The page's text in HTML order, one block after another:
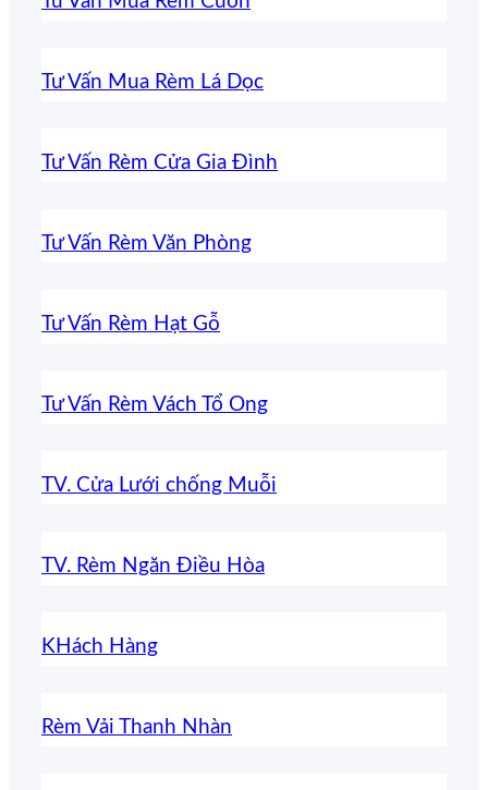
Tư Vấn Mua Rèm Lá Dọc
Tư Vấn Rèm Cửa Gia Đình
Tư Vấn Rèm Văn Phòng
Tư Vấn Rèm Hạt Gỗ
Tư Vấn Rèm Vách Tổ Ong
TV. Cửa Lưới chống Muỗi
TV. Rèm Ngăn Điều Hòa
KHách Hàng
Rèm Vải Thanh Nhàn